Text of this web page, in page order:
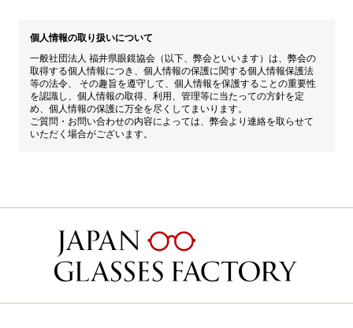
個人情報の取り扱いについて
一般社団法人 福井県眼鏡協会（以下、弊会といいます）は、弊会の
取得する個人情報につき、個人情報の保護に関する個人情報保護法
等の法令、 その趣旨を遵守して、個人情報を保護することの重要性
を認識し、個人情報の取得、利用、管理等に当たっての方針を定
め、個人情報の保護に万全を尽くしてまいります。
ご質問・お問い合わせの内容によっては、弊会より連絡を取らせて
いただく場合がございます。